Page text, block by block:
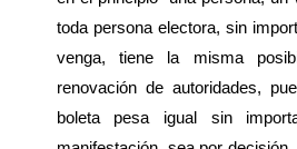
toda persona electora, sin
venga, tiene la misma
renovación de autoridades,
boleta pesa igual sin